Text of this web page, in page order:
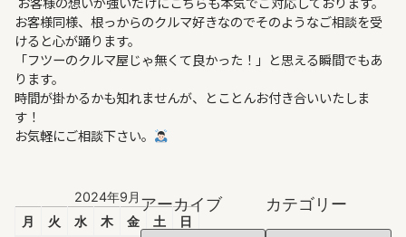
お客様同様、根っからのクルマ好きなのでそのようなご相談を受
けると心が踊ります。
「フツーのクルマ屋じゃ無くて良かった！」と思える瞬間でもあ
ります。
時間が掛かるかも知れませんが、とことんお付き合いいたしま
す！
お気軽にご相談下さい。
2024年9月
月
火 水 木 金 土
日
アーカイブ カテゴリー